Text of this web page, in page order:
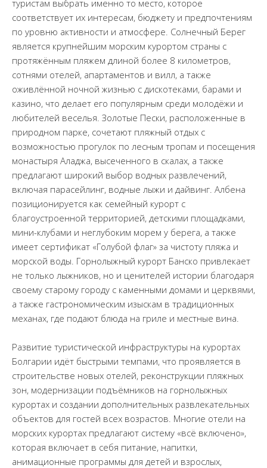
туристам выбрать именно то место, которое
соответствует их интересам, бюджету и предпочтениям
по уровню активности и атмосфере. Солнечный Берег
является крупнейшим морским курортом страны с
протяжённым пляжем длиной более 8 километров,
сотнями отелей, апартаментов и вилл, а также
оживлённой ночной жизнью с дискотеками, барами и
казино, что делает его популярным среди молодёжи и
любителей веселья. Золотые Пески, расположенные в
природном парке, сочетают пляжный отдых с
возможностью прогулок по лесным тропам и посещения
монастыря Аладжа, высеченного в скалах, а также
предлагают широкий выбор водных развлечений,
включая парасейлинг, водные лыжи и дайвинг. Албена
позиционируется как семейный курорт с
благоустроенной территорией, детскими площадками,
мини-клубами и неглубоким морем у берега, а также
имеет сертификат «Голубой флаг» за чистоту пляжа и
морской воды. Горнолыжный курорт Банско привлекает
не только лыжников, но и ценителей истории благодаря
своему старому городу с каменными домами и церквями,
а также гастрономическим изыскам в традиционных
механах, где подают блюда на гриле и местные вина.
Развитие туристической инфраструктуры на курортах
Болгарии идёт быстрыми темпами, что проявляется в
строительстве новых отелей, реконструкции пляжных
зон, модернизации подъёмников на горнолыжных
курортах и создании дополнительных развлекательных
объектов для гостей всех возрастов. Многие отели на
морских курортах предлагают систему «всё включено»,
которая включает в себя питание, напитки,
анимационные программы для детей и взрослых,